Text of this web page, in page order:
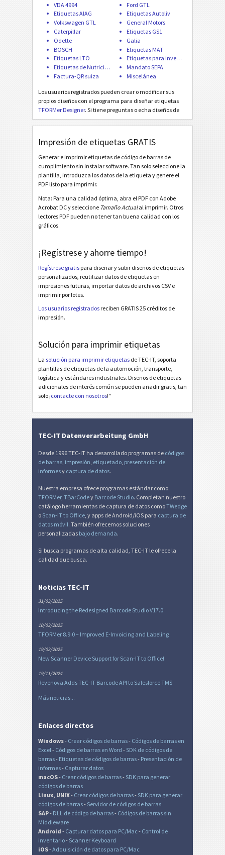
MAT Etiquetas MAT
LTO Etiquetas LTO
I Etiquetas para inventario
NF Etiquetas de Nutrición
€ Mandato SEPA
₣ Factura-QR suiza
M Miscelánea
VDA 4994
Ford GTL
Etiquetas AIAG
Etiquetas Autoliv
Volkswagen GTL
General Motors
Caterpillar
Etiquetas GS1
Odette
Galia
BOSCH
Etiquetas MAT
Etiquetas LTO
Etiquetas para inventario
Etiquetas de Nutrición
Mandato SEPA
Factura-QR suiza
Miscelánea
Los usuarios registrados pueden crear o modificar sus
propios diseños con el programa para diseñar etiquetas
TFORMer Designer. Si tiene preguntas o echa diseños de
etiquetas en falta, tan solopóngase en contacto con
nosotros. ¡Agregamos diseños de etiquetas de interés
general gratis!
Impresión de etiquetas GRATIS
Generar e imprimir etiquetas de código de barras de
cumplimiento sin instalar software. Tan solo seleccione la
plantilla, introduzca los datos de la etiqueta y genere el
PDF listo para imprimir.
Nota: Para una calidad óptima, abra el PDF con Adobe
Acrobat DC y seleccione Tamaño Actualal imprimir. Otros
lectores PDF pueden no tener tan buena calidad con los
gráficos.
¡Regístrese y ahorre tiempo!
Regístrese gratis para diseñar y subir diseños de etiquetas
personalizados, reutilizar datos de etiquetas en
impresiones futuras, importar datos de archivos CSV e
imprimir por lotes.
Los usuarios registrados reciben GRATIS 25 créditos de
impresión.
Solución para imprimir etiquetas
La solución para imprimir etiquetas de TEC-IT, soporta
plantillas de etiquetas de la automoción, transporte,
logística y estándares industriales. Diseños de etiquetas
adicionales de interés común se pueden añadir gratis, tan
solo ¡contacte con nosotros!"
TEC-IT Datenverarbeitung GmbH
Desde 1996 TEC-IT ha desarrollado programas de códigos
de barras, impresión, etiquetado, presentación de
informesy captura de datos.
Nuestra empresa ofrece programas estándar como
TFORMer, TBarCodey Barcode Studio. Completan nuestro
catálogo herramientas de captura de datos comoTWedge
o Scan-IT to Office, y apps de Android/iOS para captura de
datos móvil. También ofrecemos soluciones
personalizadas bajo demanda.
Si busca programas de alta calidad, TEC-IT le ofrece la
calidad que busca.
Noticias TEC-IT
31/03/2025
Introducing the Redesigned Barcode Studio V17.0
10/03/2025
TFORMer 8.9.0 – Improved E-Invoicing and Labeling
19/02/2025
New Scanner Device Support for Scan-IT to Office!
19/11/2024
Revenova Adds TEC-IT Barcode API to Salesforce TMS
Más noticias...
Enlaces directos
Windows- Crear códigos de barras- Códigos de barras en
Excel- Códigos de barras en Word - SDK de códigos de
barras- Etiquetas de códigos de barras- Presentación de
informes- Capturar datos
macOS- Crear códigos de barras- SDK para generar
códigos de barras
Linux, UNIX- Crear códigos de barras- SDK para generar
códigos de barras- Servidor de códigos de barras
SAP- DLL de código de barras- Códigos de barras sin
Middleware
Android - Capturar datos para PC/Mac - Control de
inventario- Scanner Keyboard
iOS-Adquisición de datos para PC/Mac